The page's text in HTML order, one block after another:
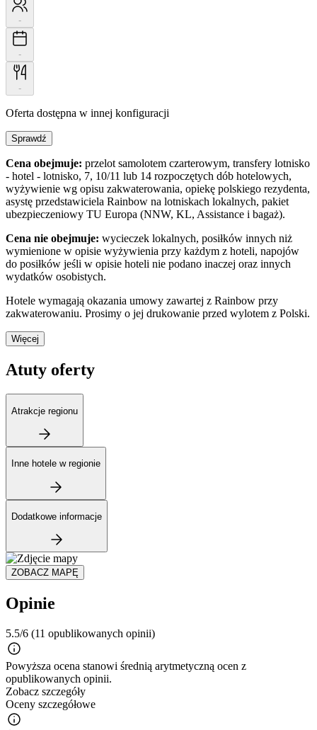
-
-
-
Oferta dostępna w innej konfiguracji
Sprawdź
Cena obejmuje: przelot samolotem czarterowym, transfery lotnisko
- hotel - lotnisko, 7, 10/11 lub 14 rozpoczętych dób hotelowych,
wyżywienie wg opisu zakwaterowania, opiekę polskiego rezydenta,
asystę przedstawiciela Rainbow na lotniskach lokalnych, pakiet
ubezpieczeniowy TU Europa (NNW, KL, Assistance i bagaż).
Cena nie obejmuje: wycieczek lokalnych, posiłków innych niż
wymienione w opisie wyżywienia przy każdym z hoteli, napojów
do posiłków jeśli w opisie hoteli nie podano inaczej oraz innych
wydatków osobistych.
Hotele wymagają okazania umowy zawartej z Rainbow przy
zakwaterowaniu. Prosimy o jej drukowanie przed wylotem z Polski.
Więcej
Atuty oferty
Atrakcje regionu
Inne hotele w regionie
Dodatkowe informacje
ZOBACZ MAPĘ
Opinie
5.5/6 (11 opublikowanych opinii)
Powyższa ocena stanowi średnią arytmetyczną ocen z
opublikowanych opinii.
Zobacz szczegóły
Oceny szczegółowe